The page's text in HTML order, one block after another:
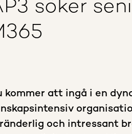
söker
kommer att ingå i en
och intressant